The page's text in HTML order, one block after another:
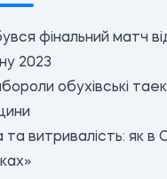
фінальний матч
2023
обухівські
та витривалість: як